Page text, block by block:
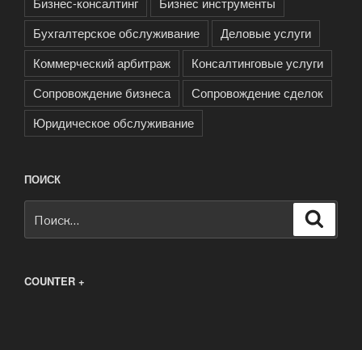
Бухгалтерское обслуживание
Деловые услуги
Коммерческий арбитраж
Консалтинговые услуги
Сопровождение бизнеса
Сопровождение сделок
Юридическое обслуживание
ПОИСК
COUNTER +